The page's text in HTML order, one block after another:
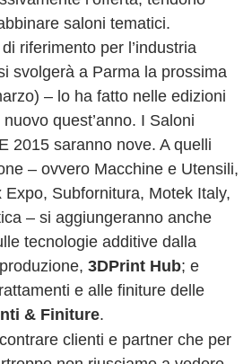
saloni tematici.
riferimento per l’industria
svolgerà a Parma la prossima
– lo ha fatto nelle edizioni
quest’anno. I Saloni
2015 saranno nove. A quelli
– ovvero Macchine e Utensili,
Subfornitura, Motek Italy,
– si aggiungeranno anche
tecnologie additive dalla
3DPrint Hub; e
e alle finiture delle
& Finiture.
clienti e partner che per